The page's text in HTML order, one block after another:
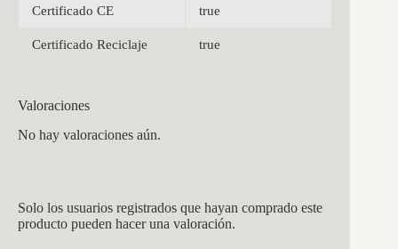
Certificado CE true
Certificado Reciclaje true
Valoraciones
No hay valoraciones aún.
Solo los usuarios registrados que hayan comprado este
producto pueden hacer una valoración.